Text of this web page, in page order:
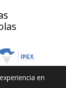
en